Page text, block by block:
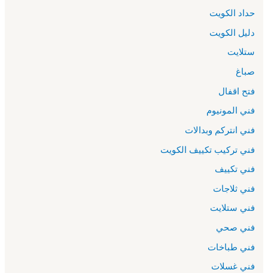
حداد الكويت
دليل الكويت
ستلايت
صباغ
فتح اقفال
فني المونيوم
فني انتركم وبدالات
فني تركيب تكييف الكويت
فني تكييف
فني ثلاجات
فني ستلايت
فني صحي
فني طباخات
فني غسلات